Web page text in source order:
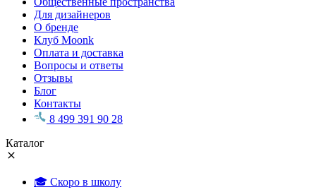
Для дизайнеров
О бренде
Клуб Moonk
Оплата и доставка
Вопросы и ответы
Отзывы
Блог
Контакты
8 499 391 90 28
Каталог
🎓 Скоро в школу